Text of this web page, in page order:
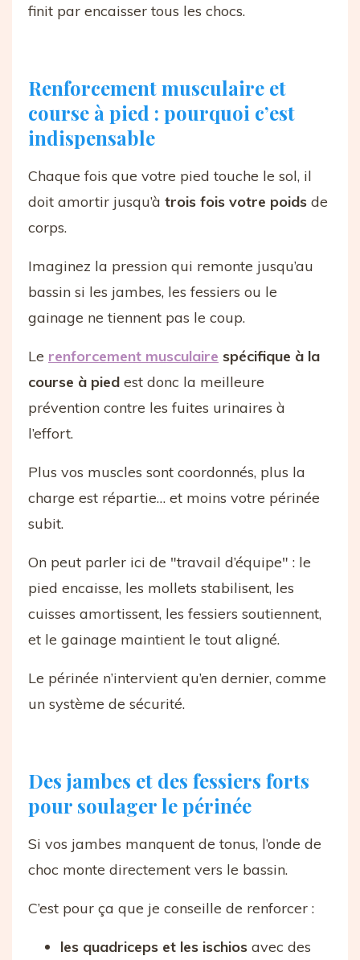
finit par encaisser tous les chocs.
Renforcement musculaire et
course à pied : pourquoi c’est
indispensable
Chaque fois que votre pied touche le sol, il
doit amortir jusqu’à trois fois votre poids de
corps.
Imaginez la pression qui remonte jusqu’au
bassin si les jambes, les fessiers ou le
gainage ne tiennent pas le coup.
Le renforcement musculaire spécifique à la
course à pied est donc la meilleure
prévention contre les fuites urinaires à
l’effort.
Plus vos muscles sont coordonnés, plus la
charge est répartie… et moins votre périnée
subit.
On peut parler ici de "travail d’équipe" : le
pied encaisse, les mollets stabilisent, les
cuisses amortissent, les fessiers soutiennent,
et le gainage maintient le tout aligné.
Le périnée n’intervient qu’en dernier, comme
un système de sécurité.
Des jambes et des fessiers forts
pour soulager le périnée
Si vos jambes manquent de tonus, l’onde de
choc monte directement vers le bassin.
C’est pour ça que je conseille de renforcer :
les quadriceps et les ischios avec des